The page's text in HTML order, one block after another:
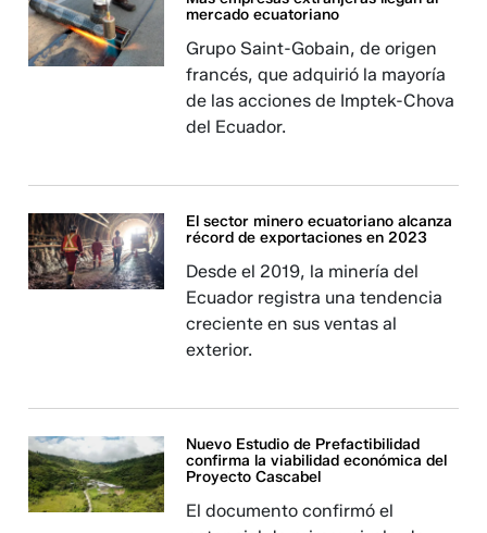
mercado ecuatoriano
Grupo Saint-Gobain, de origen
francés, que adquirió la mayoría
de las acciones de Imptek-Chova
del Ecuador.
El sector minero ecuatoriano alcanza
récord de exportaciones en 2023
Desde el 2019, la minería del
Ecuador registra una tendencia
creciente en sus ventas al
exterior.
Nuevo Estudio de Prefactibilidad
confirma la viabilidad económica del
Proyecto Cascabel
El documento confirmó el